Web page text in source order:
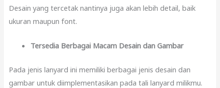
Desain yang tercetak nantinya juga akan lebih detail, baik
ukuran maupun font.
Tersedia Berbagai Macam Desain dan Gambar
Pada jenis lanyard ini memiliki berbagai jenis desain dan
gambar untuk diimplementasikan pada tali lanyard milikmu.